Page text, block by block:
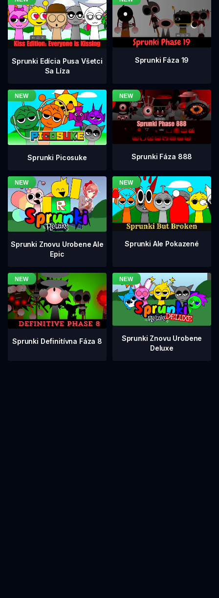
Sprunki Edícia Pusa Všetci
Sa Líza
Sprunki Fáza 19
Sprunki Picosuke Sprunki Fáza 888
Sprunki Znovu Urobene Ale
Epic
Sprunki Ale Pokazené
Sprunki Definitívna Fáza 8
Sprunki Znovu Urobene
Deluxe